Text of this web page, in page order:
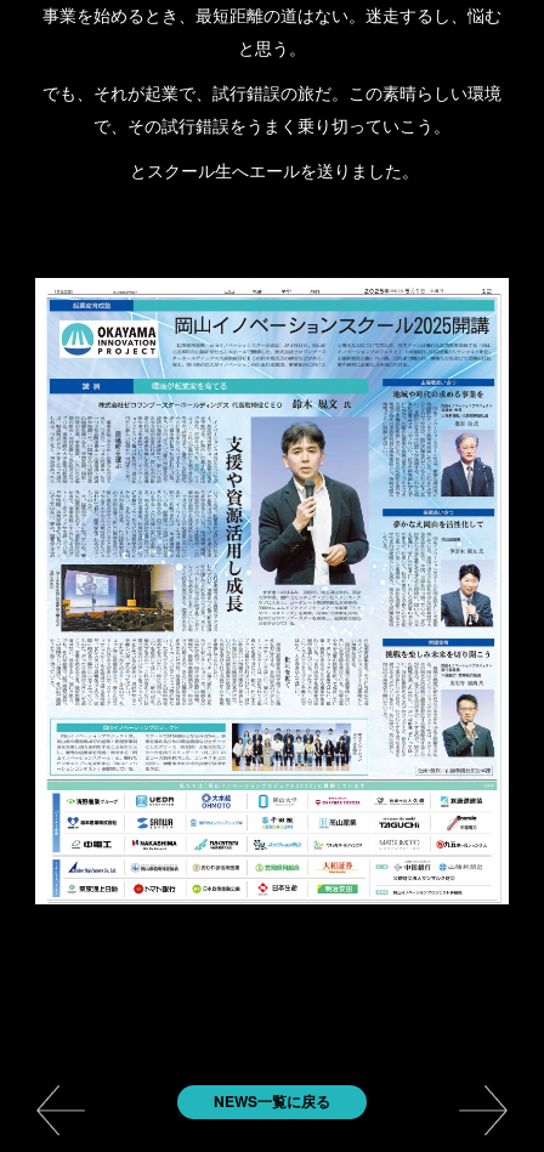
事業を始めるとき、 最短距離の道はない。 迷走する し、悩む
と思う 。
でも、それが起業で、 試行錯誤の旅だ。 この素晴らしい環境
で、 その試行錯誤をうまく乗り切っていこう 。
とスクール生へエールを送りました。
NEWS一覧に戻る